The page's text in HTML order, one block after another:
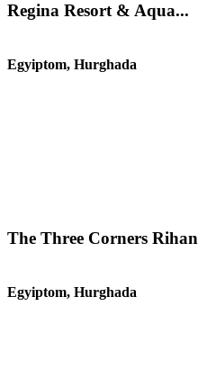
Regina Resort & Aqua...
Egyiptom, Hurghada
The Three Corners
Egyiptom, Hurghada